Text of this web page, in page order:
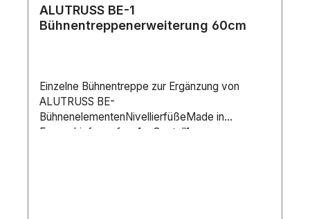
ALUTRUSS BE-1
Bühnentreppenerweiterung 60cm
Einzelne Bühnentreppe zur Ergänzung von
ALUTRUSS BE-
BühnenelementenNivellierfüßeMade in
EuropeLieferumfang1 x Gestell1 x